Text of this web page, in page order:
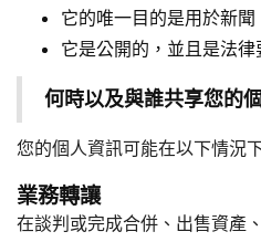
它的唯一目的是用於新
它是公開的，並且是法律
何時以及與誰共享您的
您的個人資訊可能在以下情況
業務轉讓
在談判或完成合併、出售資產